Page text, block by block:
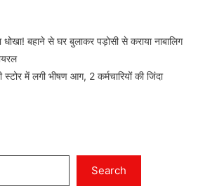
धोखा! बहाने से घर बुलाकर पड़ोसी से कराया नाबालिग
स्टोर में लगी भीषण आग, 2 कर्मचारियों की जिंदा
Search